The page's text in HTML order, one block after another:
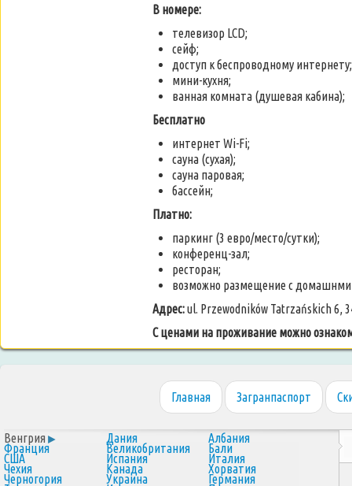
В номере:
телевизор LCD;
сейф;
доступ к беспроводному интернету;
мини-кухня;
ванная комната (душевая кабина);
Бесплатно
интернет Wi-Fi;
сауна (сухая);
сауна паровая;
бассейн;
Платно:
паркинг (3 евро/место/сутки);
конференц-зал;
ресторан;
возможно размещение с
Адрес:ul. Przewodników Tatrzańskich 6,
С ценами на проживание можно
Главная Загранпаспорт
Венгрия Дания Албания
Франция Великобритания Бали
США Испания Италия
Чехия Канада Хорватия
Черногория Украина Германия